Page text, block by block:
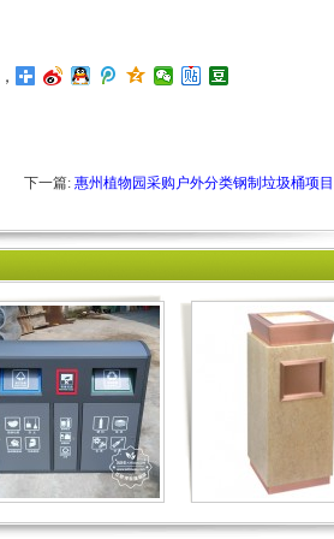
，
下一篇: 惠州植物园采购户外分类钢制垃圾桶项目